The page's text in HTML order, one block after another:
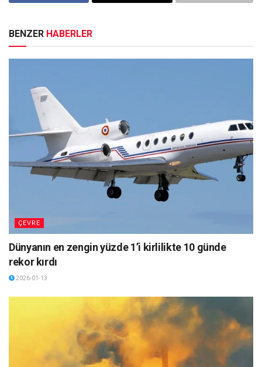
BENZER HABERLER
ÇEVRE
Dünyanın en zengin yüzde 1’i kirlilikte 10 günde
rekor kırdı
2026-01-13